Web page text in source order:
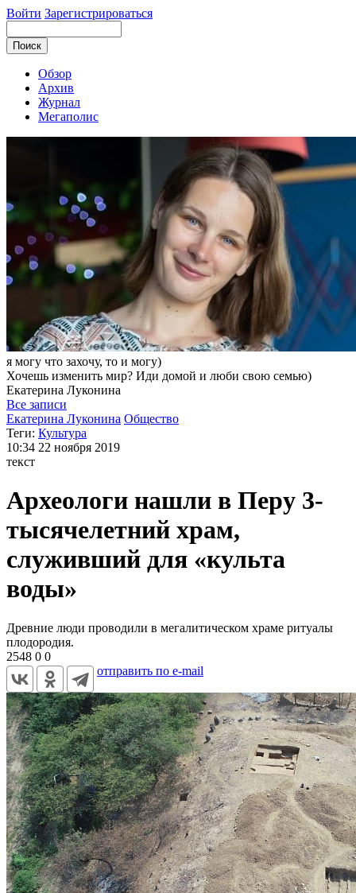
Войти Зарегистрироваться
Обзор
Архив
Журнал
Мегаполис
я могу что захочу, то и могу)
Хочешь изменить мир? Иди домой и люби свою семью)
Екатерина Луконина
Все записи
Екатерина Луконина Общество
Теги: Культура
10:34 22 ноября 2019
текст
Археологи нашли в Перу 3-
тысячелетний храм,
служивший для «культа
воды»
Древние люди проводили в мегалитическом храме ритуалы
плодородия.
2548 0 0
отправить по e-mail